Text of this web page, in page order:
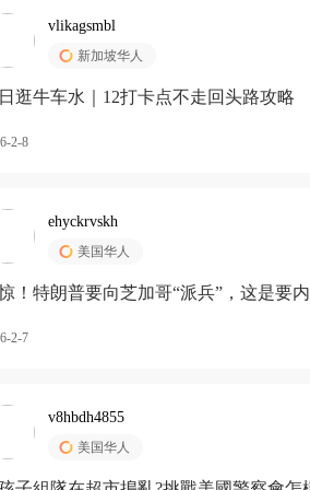
vlikagsmbl
新加坡华人
逛牛车水｜12打卡点不走回头路攻略
2-8
ehyckrvskh
美国华人
！特朗普要向芝加哥“派兵”，这是要
2-7
v8hbdh4855
美国华人